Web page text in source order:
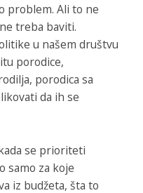
problem. Ali to ne
treba baviti.
u našem društvu
porodice,
porodica sa
da ih se
se prioriteti
samo za koje
iz budžeta, šta to